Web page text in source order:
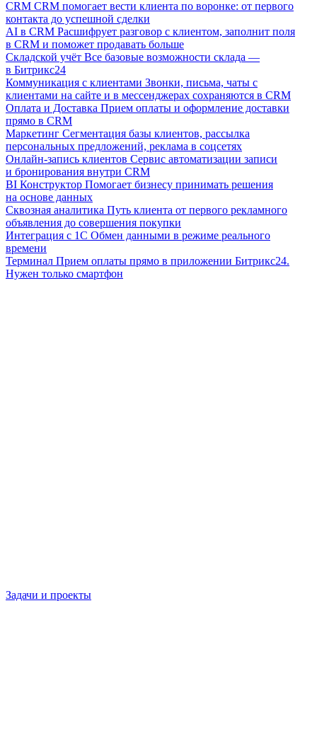
CRM CRM помогает вести клиента по воронке: от первого
контакта до успешной сделки
AI в CRM Расшифрует разговор с клиентом, заполнит поля
в CRM и поможет продавать больше
Складской учёт Все базовые возможности склада —
в Битрикс24
Коммуникация с клиентами Звонки, письма, чаты с
клиентами на сайте и в мессенджерах сохраняются в CRM
Оплата и Доставка Прием оплаты и оформление доставки
прямо в CRM
Маркетинг Сегментация базы клиентов, рассылка
персональных предложений, реклама в соцсетях
Онлайн-запись клиентов Сервис автоматизации записи
и бронирования внутри CRM
BI Конструктор Помогает бизнесу принимать решения
на основе данных
Сквозная аналитика Путь клиента от первого рекламного
объявления до совершения покупки
Интеграция с 1С Обмен данными в режиме реального
времени
Терминал Прием оплаты прямо в приложении Битрикс24.
Нужен только смартфон
Задачи и проекты